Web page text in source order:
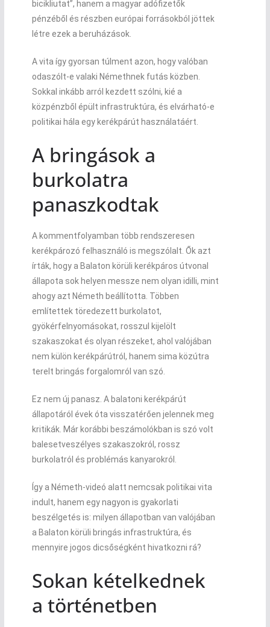
bicikliutat”, hanem a magyar adófizetők
pénzéből és részben európai forrásokból jöttek
létre ezek a beruházások.
A vita így gyorsan túlment azon, hogy valóban
odaszólt-e valaki Némethnek futás közben.
Sokkal inkább arról kezdett szólni, kié a
közpénzből épült infrastruktúra, és elvárható-e
politikai hála egy kerékpárút használatáért.
A bringások a
burkolatra
panaszkodtak
A kommentfolyamban több rendszeresen
kerékpározó felhasználó is megszólalt. Ők azt
írták, hogy a Balaton körüli kerékpáros útvonal
állapota sok helyen messze nem olyan idilli, mint
ahogy azt Németh beállította. Többen
említettek töredezett burkolatot,
gyökérfelnyomásokat, rosszul kijelölt
szakaszokat és olyan részeket, ahol valójában
nem külön kerékpárútról, hanem sima közútra
terelt bringás forgalomról van szó.
Ez nem új panasz. A balatoni kerékpárút
állapotáról évek óta visszatérően jelennek meg
kritikák. Már korábbi beszámolókban is szó volt
balesetveszélyes szakaszokról, rossz
burkolatról és problémás kanyarokról.
Így a Németh-videó alatt nemcsak politikai vita
indult, hanem egy nagyon is gyakorlati
beszélgetés is: milyen állapotban van valójában
a Balaton körüli bringás infrastruktúra, és
mennyire jogos dicsőségként hivatkozni rá?
Sokan kételkednek
a történetben